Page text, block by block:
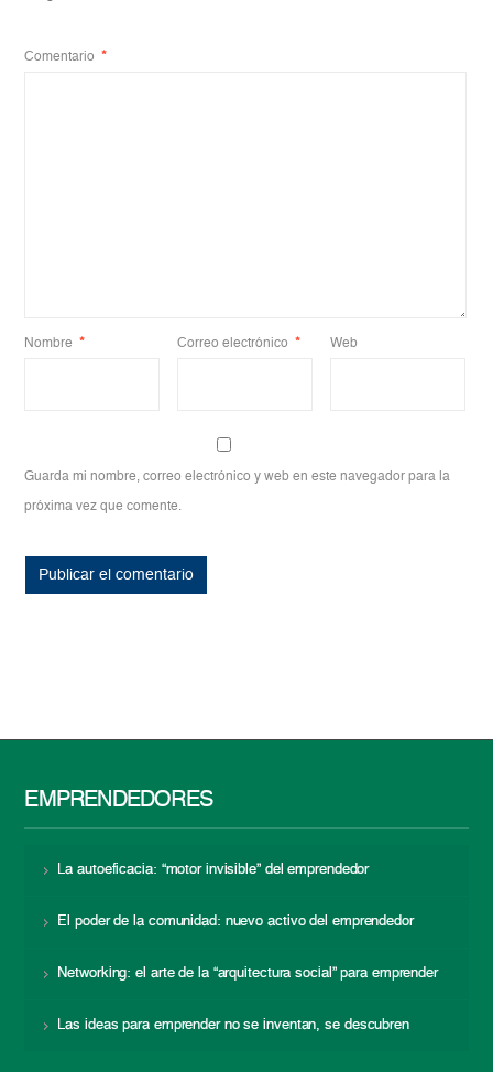
Comentario *
Nombre * Correo electrónico * Web
Guarda mi nombre, correo electrónico y web en este navegador para la
próxima vez que comente.
EMPRENDEDORES
La autoeficacia: “motor invisible” del emprendedor
El poder de la comunidad: nuevo activo del emprendedor
Networking: el arte de la “arquitectura social” para emprender
Las ideas para emprender no se inventan, se descubren